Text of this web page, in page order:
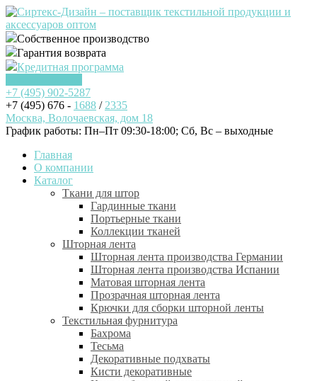
Собственное производство
Гарантия возврата
Кредитная программа
+7 (495) 902-5287
+7 (495) 676 - 1688 / 2335
Москва, Волочаевская, дом 18
График работы: Пн–Пт 09:30-18:00; Cб, Вс – выходные
Главная
О компании
Каталог
Ткани для штор
Гардинные ткани
Портьерные ткани
Коллекции тканей
Шторная лента
Шторная лента производства Германии
Шторная лента производства Испании
Матовая шторная лента
Прозрачная шторная лента
Крючки для сборки шторной ленты
Текстильная фурнитура
Бахрома
Тесьма
Декоративные подхваты
Кисти декоративные